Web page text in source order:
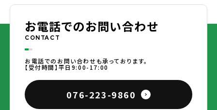
お電話でのお問い合わせ
CONTACT
お電話でのお問い合わせも承っております。
【受付時間】平日9:00-17:00
076-223-9860